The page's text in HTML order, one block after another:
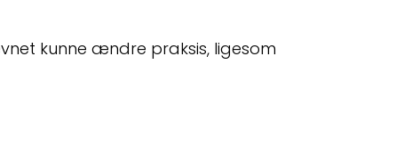
kunne ændre praksis, ligesom